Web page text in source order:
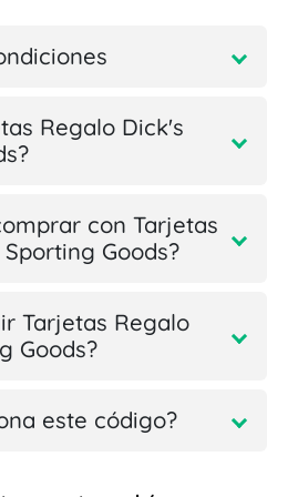
Regalo Dick's
con Tarjetas
Goods?
Tarjetas Regalo
Goods?
este código?